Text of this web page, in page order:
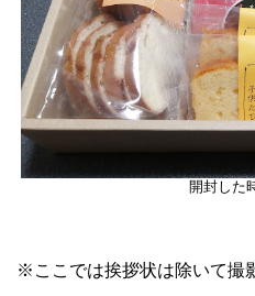
開封した
※ここでは挨拶状は除いて撮